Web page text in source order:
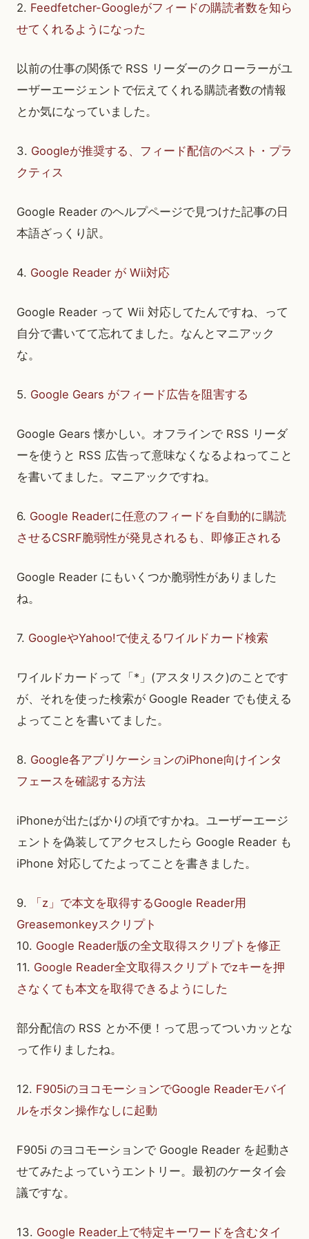
2. Feedfetcher-Googleがフィードの購読者数を知ら
せてくれるようになった
以前の仕事の関係で RSS リーダーのクローラーがユ
ーザーエージェントで伝えてくれる購読者数の情報
とか気になっていました。
3. Googleが推奨する、フィード配信のベスト・プラ
クティス
Google Reader のヘルプページで見つけた記事の日
本語ざっくり訳。
4. Google Reader が Wii対応
Google Reader って Wii 対応してたんですね、って
自分で書いてて忘れてました。なんとマニアック
な。
5. Google Gears がフィード広告を阻害する
Google Gears 懐かしい。オフラインで RSS リーダ
ーを使うと RSS 広告って意味なくなるよねってこと
を書いてました。マニアックですね。
6. Google Readerに任意のフィードを自動的に購読
させるCSRF脆弱性が発見されるも、即修正される
Google Reader にもいくつか脆弱性がありました
ね。
7. GoogleやYahoo!で使えるワイルドカード検索
ワイルドカードって「*」(アスタリスク)のことです
が、それを使った検索が Google Reader でも使える
よってことを書いてました。
8. Google各アプリケーションのiPhone向けインタ
フェースを確認する方法
iPhoneが出たばかりの頃ですかね。ユーザーエージ
ェントを偽装してアクセスしたら Google Reader も
iPhone 対応してたよってことを書きました。
9.
「z」で本文を取得するGoogle Reader用
Greasemonkeyスクリプト
10. Google Reader版の全文取得スクリプトを修正
11. Google Reader全文取得スクリプトでzキーを押
さなくても本文を取得できるようにした
部分配信の RSS とか不便！って思ってついカッとな
って作りましたね。
12. F905iのヨコモーションでGoogle Readerモバイ
ルをボタン操作なしに起動
F905i のヨコモーションで Google Reader を起動さ
せてみたよっていうエントリー。最初のケータイ会
議ですな。
13. Google Reader上で特定キーワードを含むタイ